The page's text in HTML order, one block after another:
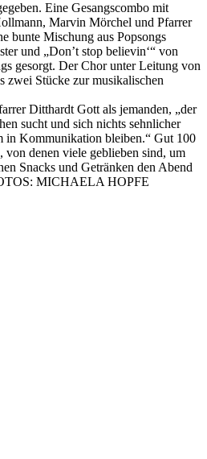
Eine Gesangscombo mit
Marvin Mörchel und Pfarrer
bunte Mischung aus Popsongs
und „Don’t stop believin‘“ von
gesorgt. Der Chor unter Leitung von
zwei Stücke zur musikalischen
Ditthardt Gott als jemanden, „der
sucht und sich nichts sehnlicher
in Kommunikation bleiben.“ Gut 100
von denen viele geblieben sind, um
Snacks und Getränken den Abend
MICHAELA HOPFE